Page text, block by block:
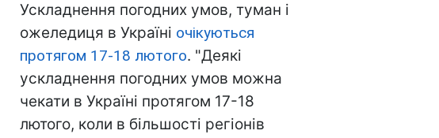
Ускладнення погодних умов, туман і
ожеледиця в Україні очікуються
протягом 17-18 лютого. "Деякі
ускладнення погодних умов можна
чекати в Україні протягом 17-18
лютого, коли в більшості регіонів